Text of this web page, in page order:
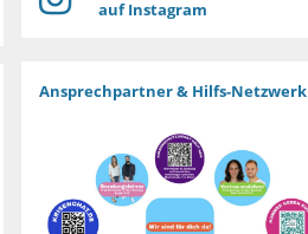
auf Instagram
Ansprechpartner & Hilfs-Netzwerk